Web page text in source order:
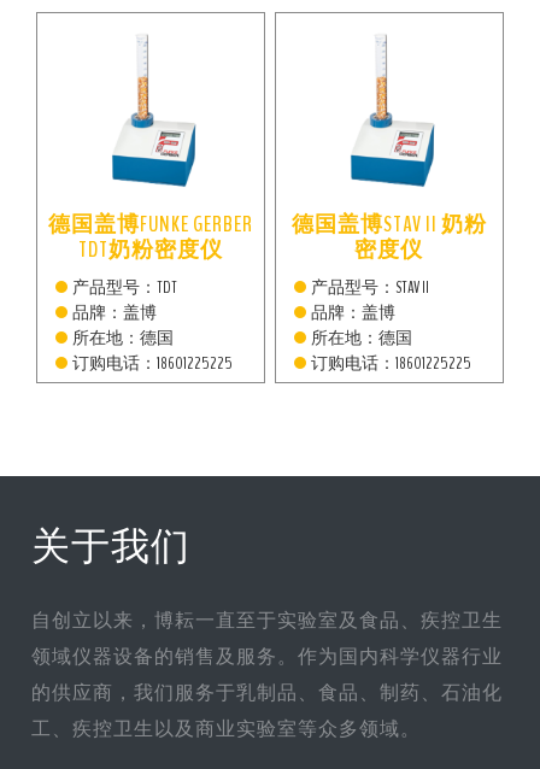
德国盖博FUNKE GERBER
TDT奶粉密度仪
产品型号：TDT
品牌：盖博
所在地：德国
订购电话：18601225225
德国盖博STAV II 奶粉
密度仪
产品型号：STAV II
品牌：盖博
所在地：德国
订购电话：18601225225
关于我们
自创立以来，博耘一直至于实验室及食品、疾控卫生
领域仪器设备的销售及服务。作为国内科学仪器行业
的供应商，我们服务于乳制品、食品、制药、石油化
工、疾控卫生以及商业实验室等众多领域。